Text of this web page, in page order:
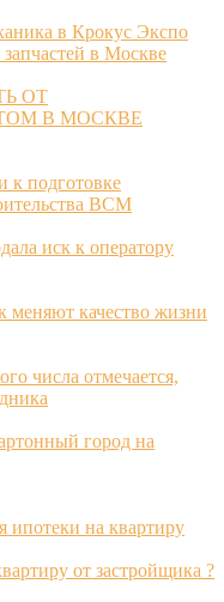
в Крокус Экспо
в Москве
ОТ
В МОСКВЕ
к подготовке
ВСМ
иск к оператору
меняют качество жизни
числа отмечается,
город на
ипотеки на квартиру
от застройщика ?